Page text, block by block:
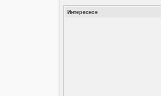
Интересное